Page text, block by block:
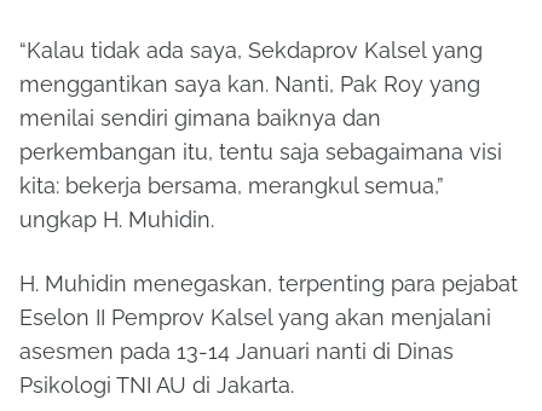
“Kalau tidak ada saya, Sekdaprov Kalsel yang
menggantikan saya kan. Nanti, Pak Roy yang
menilai sendiri gimana baiknya dan
perkembangan itu, tentu saja sebagaimana visi
kita: bekerja bersama, merangkul semua,”
ungkap H. Muhidin.
H. Muhidin menegaskan, terpenting para pejabat
Eselon II Pemprov Kalsel yang akan menjalani
asesmen pada 13-14 Januari nanti di Dinas
Psikologi TNI AU di Jakarta.